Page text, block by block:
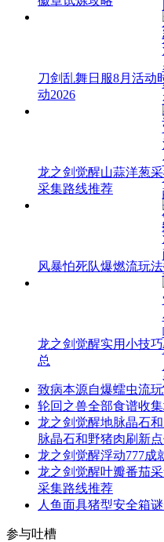
刀剑乱舞日服8月活动
动2026
龙之剑觉醒山蒜洋葱
采集路线推荐
风暴怕死队爆燃流玩
龙之剑觉醒实用小技
总
致病本源自爆蠕虫流
轮回之兽全部食谱收
龙之剑觉醒地脉晶石
脉晶石和野猪肉刷新
龙之剑觉醒浮动777成
龙之剑觉醒叶瓣番茄
采集路线推荐
人鱼面具猪型安全箱
参与吐槽